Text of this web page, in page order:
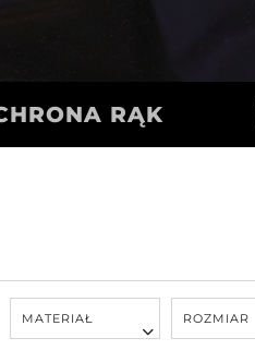
RĄK
MATERIAŁ ROZMIAR